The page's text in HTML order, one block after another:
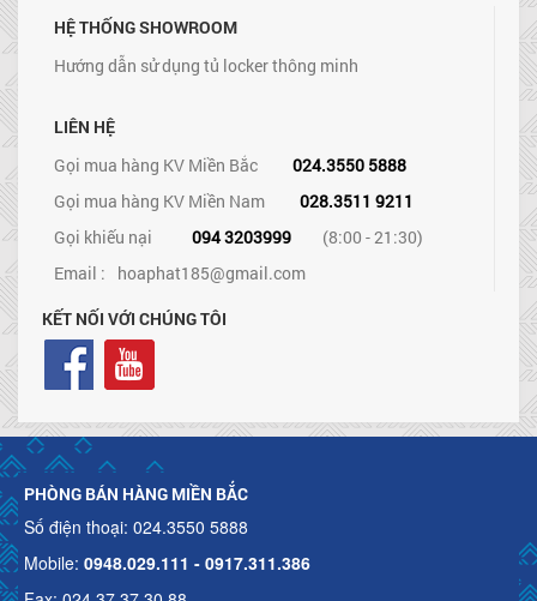
HỆ THỐNG SHOWROOM
Hướng dẫn sử dụng tủ locker thông minh
LIÊN HỆ
Gọi mua hàng KV Miền Bắc
024.3550 5888
Gọi mua hàng KV Miền Nam
028.3511 9211
Gọi khiếu nại
094 3203999
(8:00 - 21:30)
Email : hoaphat185@gmail.com
KẾT NỐI VỚI CHÚNG TÔI
PHÒNG BÁN HÀNG MIỀN BẮC
Số điện thoại: 024.3550 5888
Mobile: 0948.029.111 - 0917.311.386